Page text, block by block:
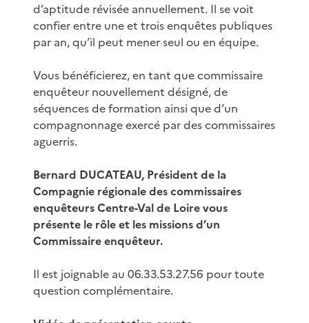
d’aptitude révisée annuellement. Il se voit
confier entre une et trois enquêtes publiques
par an, qu’il peut mener seul ou en équipe.
Vous bénéficierez, en tant que commissaire
enquêteur nouvellement désigné, de
séquences de formation ainsi que d’un
compagnonnage exercé par des commissaires
aguerris.
Bernard DUCATEAU, Président de la
Compagnie régionale des commissaires
enquêteurs Centre-Val de Loire vous
présente le rôle et les missions d’un
Commissaire enquêteur.
Il est joignable au 06.33.53.27.56 pour toute
question complémentaire.